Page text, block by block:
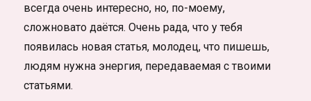
всегда очень интересно, но, по-моему,
сложновато даётся. Очень рада, что у тебя
появилась новая статья, молодец, что пишешь,
людям нужна энергия, передаваемая с твоими
статьями.